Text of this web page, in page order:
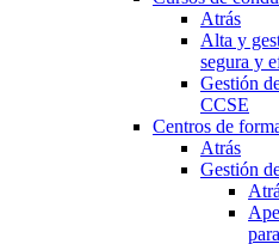
Atrás
Alta y
segura y
Gestión
CCSE
Centros de
Atrás
Gestión